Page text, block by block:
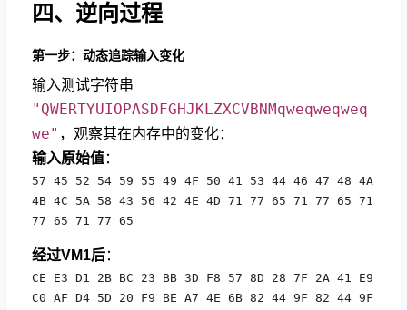
四、逆向过程
第一步：动态追踪输入变化
输入测试字符串
"QWERTYUIOPASDFGHJKLZXCVBNMqweqweqweq
we" ，观察其在内存中的变化：
输入原始值：
57 45 52 54 59 55 49 4F 50 41 53 44 46 47 48 4A
4B 4C 5A 58 43 56 42 4E 4D 71 77 65 71 77 65 71
77 65 71 77 65
经过VM1后：
CE E3 D1 2B BC 23 BB 3D F8 57 8D 28 7F 2A 41 E9
C0 AF D4 5D 20 F9 BE A7 4E 6B 82 44 9F 82 44 9F